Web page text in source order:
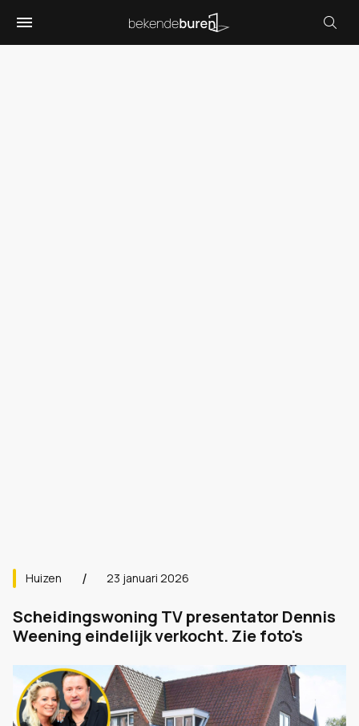
Huizen 23 januari 2026
Scheidingswoning TV presentator Dennis
Weening eindelijk verkocht. Zie foto's